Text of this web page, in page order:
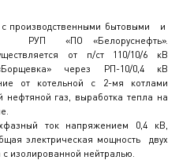
производственными бытовыми и
РУП «ПО «Белоруснефть».
от п/ст 110/10/6 кВ
через РП-10/0,4 кВ
от котельной с 2-мя котлами
газ, выработка тепла на
ток напряжением 0,4 кВ,
электрическая мощность двух
с изолированной нейтралью.